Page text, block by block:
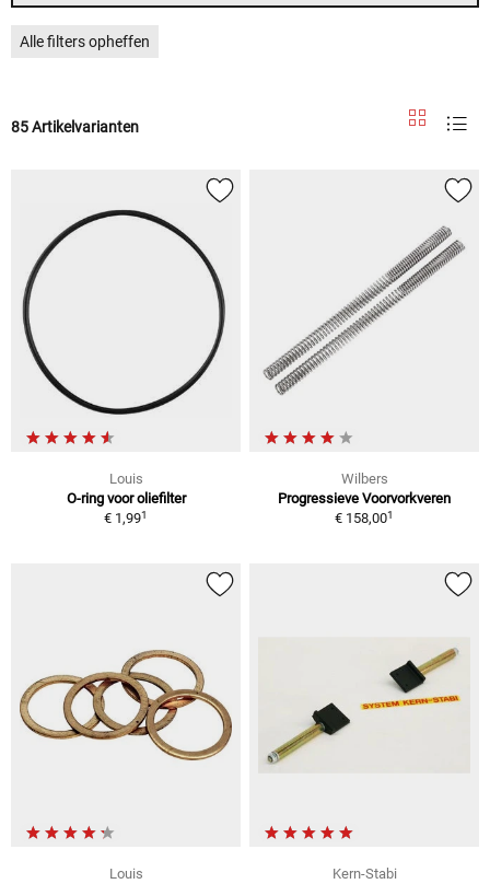
Alle filters opheffen
85 Artikelvarianten
Louis
O-ring voor oliefilter
€ 1,991
Wilbers
Progressieve Voorvorkveren
€ 158,001
Louis
Kern-Stabi